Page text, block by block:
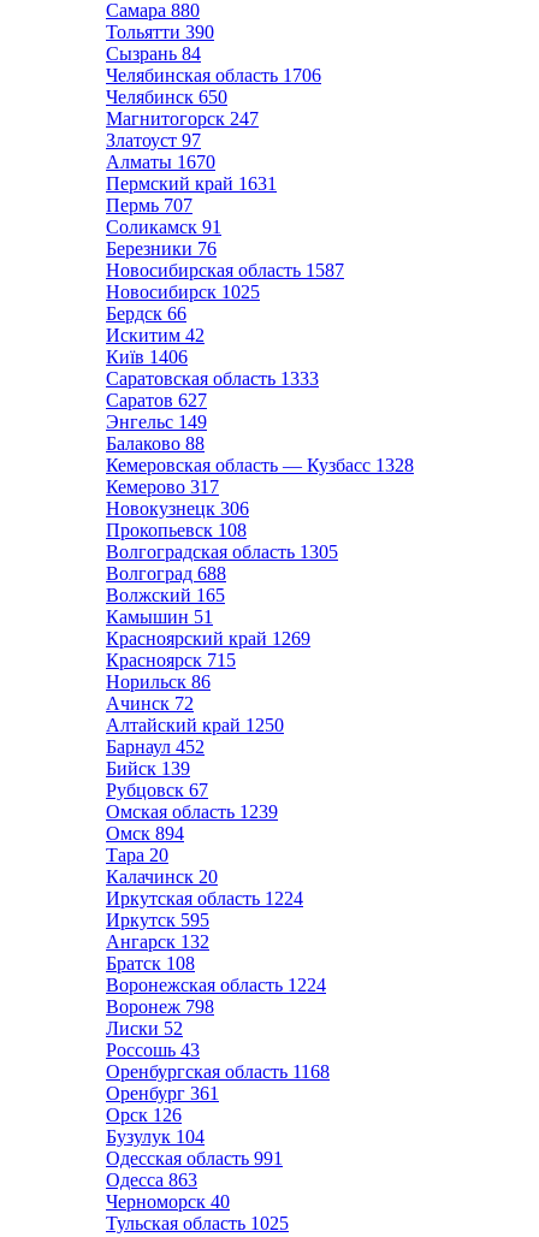
Самара 880
Тольятти 390
Сызрань 84
Челябинская область 1706
Челябинск 650
Магнитогорск 247
Златоуст 97
Алматы 1670
Пермский край 1631
Пермь 707
Соликамск 91
Березники 76
Новосибирская область 1587
Новосибирск 1025
Бердск 66
Искитим 42
Київ 1406
Саратовская область 1333
Саратов 627
Энгельс 149
Балаково 88
Кемеровская область — Кузбасс 1328
Кемерово 317
Новокузнецк 306
Прокопьевск 108
Волгоградская область 1305
Волгоград 688
Волжский 165
Камышин 51
Красноярский край 1269
Красноярск 715
Норильск 86
Ачинск 72
Алтайский край 1250
Барнаул 452
Бийск 139
Рубцовск 67
Омская область 1239
Омск 894
Тара 20
Калачинск 20
Иркутская область 1224
Иркутск 595
Ангарск 132
Братск 108
Воронежская область 1224
Воронеж 798
Лиски 52
Россошь 43
Оренбургская область 1168
Оренбург 361
Орск 126
Бузулук 104
Одесская область 991
Одесса 863
Черноморск 40
Тульская область 1025